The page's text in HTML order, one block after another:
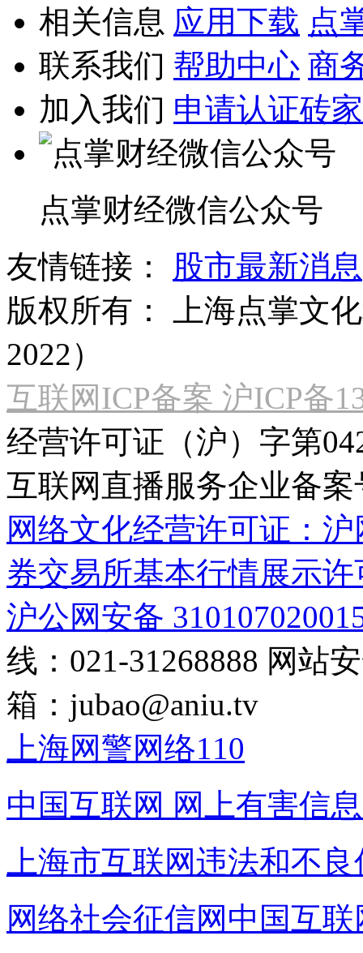
相关信息 应用下载 点
联系我们 帮助中心 商
加入我们 申请认证砖家
点掌财经微信公众号
友情链接：
股市最新消息
版权所有：
上海点掌文
2022）
互联网ICP备案 沪ICP备
经营许可证（沪）字第
互联网直播服务企业备案
网络文化经营许可证：
券交易所基本行情展示许
沪公网安备
线：021-31268888 网站
箱： jubao@aniu.tv
上海网警网络110
中国互联网 网上有害信
上海市互联网违法和不
网络社会征信网 中国互